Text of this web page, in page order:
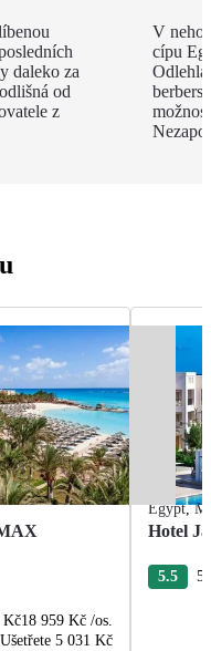
daleko za
od
z
V
cípu
Odlehlá
Kč18 959 Kč /os.
Ušetřete 5 031 Kč
Egypt,
Hotel
5.5